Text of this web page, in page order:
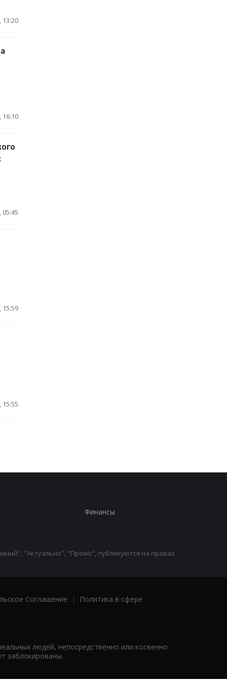
13:20
16:10
15:59
Финансы
"Актуально", "Промо", публикуются на правах
Соглашение |
Политика в сфере
людей, непосредственно или косвенно
заблокированы.